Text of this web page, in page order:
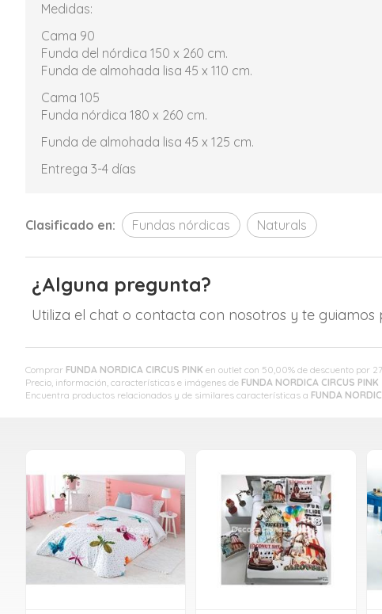
Comprar FUNDA NORDICA CIRCUS PINK en outlet con 50,00% de descuento por
Precio, información, características e imágenes de FUNDA NORDICA CIRCUS PINK
Encuentra productos relacionados y de similares características a FUNDA
Medidas:
Cama 90
Funda del nórdica 150 x 260 cm.
Funda de almohada lisa 45 x 110 cm.
Cama 105
Funda nórdica 180 x 260 cm.
Funda de almohada lisa 45 x 125 cm.
Entrega 3-4 días
Clasificado en: Fundas nórdicas Naturals
¿Alguna pregunta?
Utiliza el chat o contacta con nosotros y te